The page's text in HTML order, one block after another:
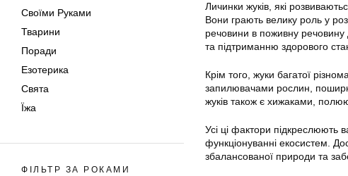
Своїми Руками
Тварини
Поради
Езотерика
Свята
Їжа
ФІЛЬТР ЗА РОКАМИ
Личинки жуків, які
Вони грають велику роль у
речовини в поживну
та підтриманню здорового
Крім того, жуки багатої
запилювачами рослин,
жуків також є хижаками,
Усі ці фактори підкреслюють
функціонуванні екосистем.
збалансованої природи та